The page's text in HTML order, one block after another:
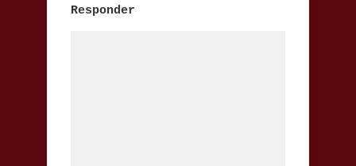
Responder